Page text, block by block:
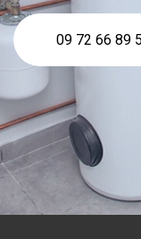
09 72 66 89